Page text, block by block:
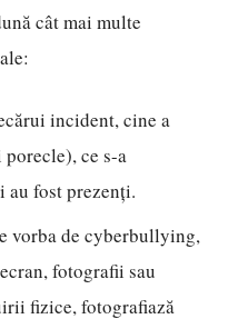
cât mai multe
incident, cine a
ce s-a
au fost prezenți.
vorba de cyberbullying,
fotografii sau
fizice, fotografiază